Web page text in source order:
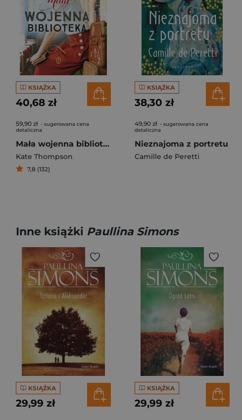
KSIĄŻKA
40,68 zł
59,90 zł - sugerowana cena
detaliczna
Mała wojenna biblioteka
Kate Thompson
7,8 (132)
KSIĄŻKA
38,30 zł
49,90 zł - sugerowana cena
detaliczna
Nieznajoma z portretu
Camille de Peretti
Inne książki Paullina Simons
KSIĄŻKA
29,99 zł
KSIĄŻKA
29,99 zł